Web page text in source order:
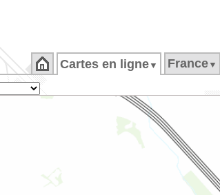
Cartes en ligne ▼ France ▼